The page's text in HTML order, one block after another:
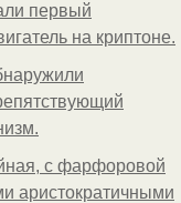
первый
на криптоне.
с фарфоровой
аристократичными